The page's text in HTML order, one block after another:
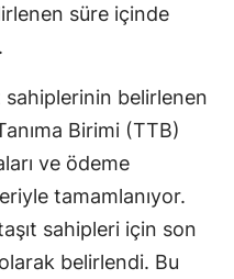
Hatay
Mersin
İstanbul
İzmir
Kars
süre içinde
sahiplerinin belirlenen
Birimi (TTB)
ve ödeme
tamamlanıyor.
sahipleri için son
belirlendi. Bu